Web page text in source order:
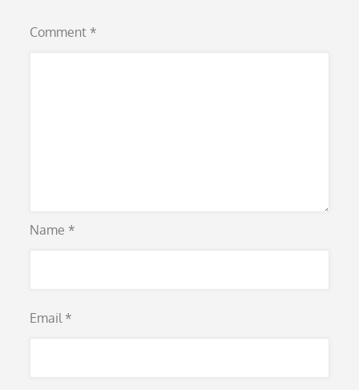
Comment *
Name *
Email *